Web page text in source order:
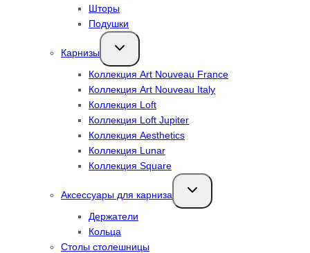
Шторы
Подушки
Карнизы
Переключить
дочернее
Коллекция Art Nouveau France
Коллекция Art Nouveau Italy
Коллекция Loft
Коллекция Loft Jupiter
Коллекция Aesthetics
Коллекция Lunar
Коллекция Square
Аксессуары для карниза
Переключить
дочернее
Держатели
Кольца
Столы столешницы